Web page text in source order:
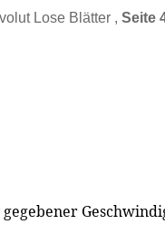
Lose Blätter , Seite